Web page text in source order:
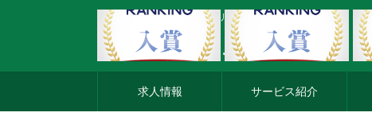
外資系企業の転職・キャリア転職ならアージスジャパン
求人情報 サービス紹介